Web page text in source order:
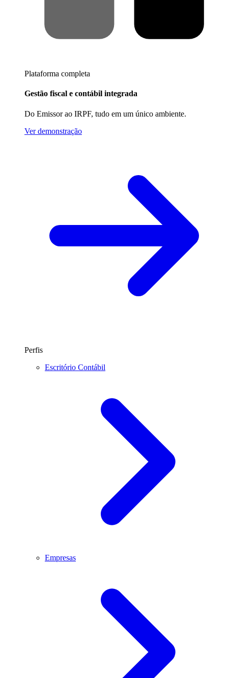
Plataforma completa
Gestão fiscal e contábil integrada
Do Emissor ao IRPF, tudo em um único ambiente.
Ver demonstração
Perfis
Escritório Contábil
Empresas